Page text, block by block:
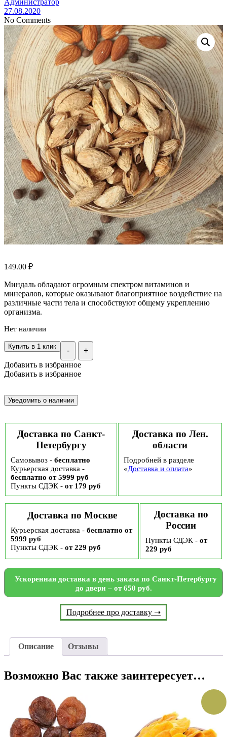
Администратор
27.08.2020
No Comments
149.00 ₽
Миндаль обладают огромным спектром витаминов и
минералов, которые оказывают благоприятное воздействие на
различные части тела и способствуют общему укреплению
организма.
Нет наличии
- +
Купить в 1 клик
Добавить в избранное
Добавить в избранное
Доставка по Санкт-
Петербургу
Самовывоз - бесплатно
Курьерская доставка -
бесплатно от 5999 руб
Пункты СДЭК - от 179 руб
Доставка по Лен.
области
Подробней в разделе
«Доставка и оплата»
Доставка по Москве
Курьерская доставка - бесплатно от
5999 руб
Пункты СДЭК - от 229 руб
Доставка по
России
Пункты СДЭК - от
229 руб
Ускоренная доставка в день заказа по Санкт-Петербургу
до двери – от 650 руб.
Подробнее про доставку ➝
Описание Отзывы
Возможно Вас также заинтересует…